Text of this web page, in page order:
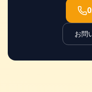
お問